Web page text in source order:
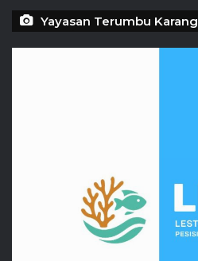
Yayasan Terumbu Karang